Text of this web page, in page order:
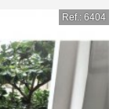
Ref.: 6404